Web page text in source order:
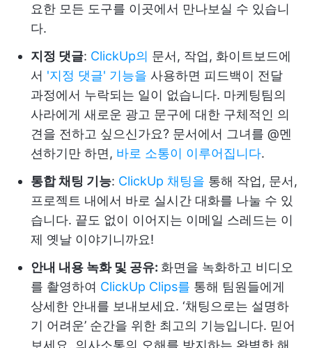
요한 모든 도구를 이곳에서 만나보실 수 있습니
다.
지정 댓글: ClickUp의 문서, 작업, 화이트보드에
서 '지정 댓글' 기능을 사용하면 피드백이 전달
과정에서 누락되는 일이 없습니다. 마케팅팀의
사라에게 새로운 광고 문구에 대한 구체적인 의
견을 전하고 싶으신가요? 문서에서 그녀를 @멘
션하기만 하면, 바로 소통이 이루어집니다.
통합 채팅 기능: ClickUp 채팅을 통해 작업, 문서,
프로젝트 내에서 바로 실시간 대화를 나눌 수 있
습니다. 끝도 없이 이어지는 이메일 스레드는 이
제 옛날 이야기니까요!
안내 내용 녹화 및 공유: 화면을 녹화하고 비디오
를 촬영하여 ClickUp Clips를 통해 팀원들에게
상세한 안내를 보내보세요. ‘채팅으로는 설명하
기 어려운’ 순간을 위한 최고의 기능입니다. 믿어
보세요, 의사소통의 오해를 방지하는 완벽한 해